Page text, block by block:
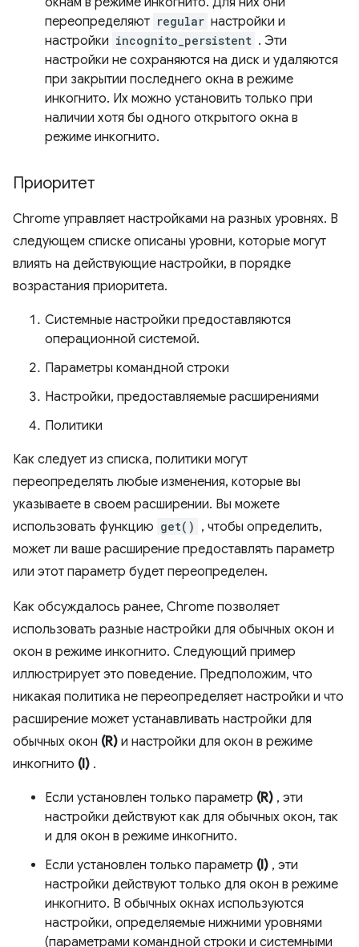
переопределяют regular настройки и
настройки incognito_persistent . Эти
настройки не сохраняются на диск и удаляются
при закрытии последнего окна в режиме
инкогнито. Их можно установить только при
наличии хотя бы одного открытого окна в
режиме инкогнито.
Приоритет
Chrome управляет настройками на разных уровнях. В
следующем списке описаны уровни, которые могут
влиять на действующие настройки, в порядке
возрастания приоритета.
Системные настройки предоставляются
операционной системой.
Параметры командной строки
Настройки, предоставляемые расширениями
Политики
Как следует из списка, политики могут
переопределять любые изменения, которые вы
указываете в своем расширении. Вы можете
использовать функцию get() , чтобы определить,
может ли ваше расширение предоставлять параметр
или этот параметр будет переопределен.
Как обсуждалось ранее, Chrome позволяет
использовать разные настройки для обычных окон и
окон в режиме инкогнито. Следующий пример
иллюстрирует это поведение. Предположим, что
никакая политика не переопределяет настройки и что
расширение может устанавливать настройки для
обычных окон (R) и настройки для окон в режиме
инкогнито (I) .
Если установлен только параметр (R) , эти
настройки действуют как для обычных окон, так
и для окон в режиме инкогнито.
Если установлен только параметр (I) , эти
настройки действуют только для окон в режиме
инкогнито. В обычных окнах используются
настройки, определяемые нижними уровнями
(параметрами командной строки и системными